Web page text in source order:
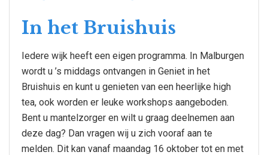
In het Bruishuis
Iedere wijk heeft een eigen programma. In Malburgen
wordt u ’s middags ontvangen in Geniet in het
Bruishuis en kunt u genieten van een heerlijke high
tea, ook worden er leuke workshops aangeboden.
Bent u mantelzorger en wilt u graag deelnemen aan
deze dag? Dan vragen wij u zich vooraf aan te
melden. Dit kan vanaf maandag 16 oktober tot en met